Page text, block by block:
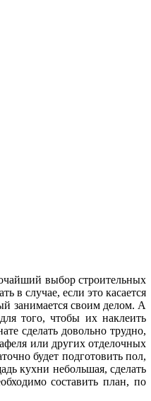
выбор строительных
в случае, если это касается
занимается своим делом. А
того, чтобы их наклеить
сделать довольно трудно,
или других отделочных
будет подготовить пол,
кухни небольшая, сделать
составить план, по